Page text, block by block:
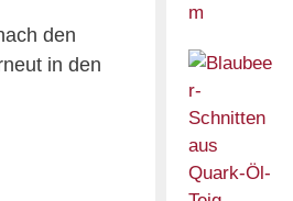
den
in den